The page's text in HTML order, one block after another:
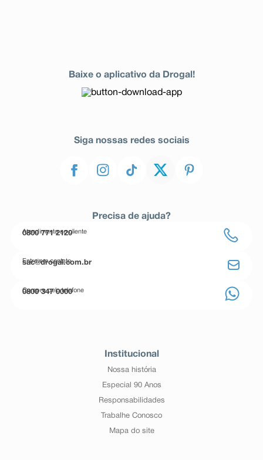
Baixe o aplicativo da Drogal!
Siga nossas redes sociais
Precisa de ajuda?
Atendimento ao cliente
0800 771 2120
Entre em contato
sac@drogal.com.br
Compre pelo telefone
0800 347 0000
Institucional
Nossa história
Especial 90 Anos
Responsabilidades
Trabalhe Conosco
Mapa do site